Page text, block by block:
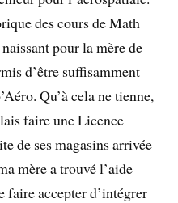
des cours de Math
pour la mère de
d’être suffisamment
Qu’à cela ne tienne,
faire une Licence
de ses magasins arrivée
mère a trouvé l’aide
faire accepter d’intégrer